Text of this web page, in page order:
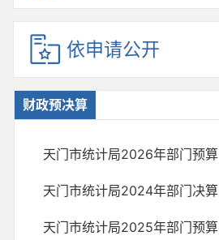
依申请公开
财政预决算
天门市统计局2026年部门预算
天门市统计局2024年部门决算
天门市统计局2025年部门预算